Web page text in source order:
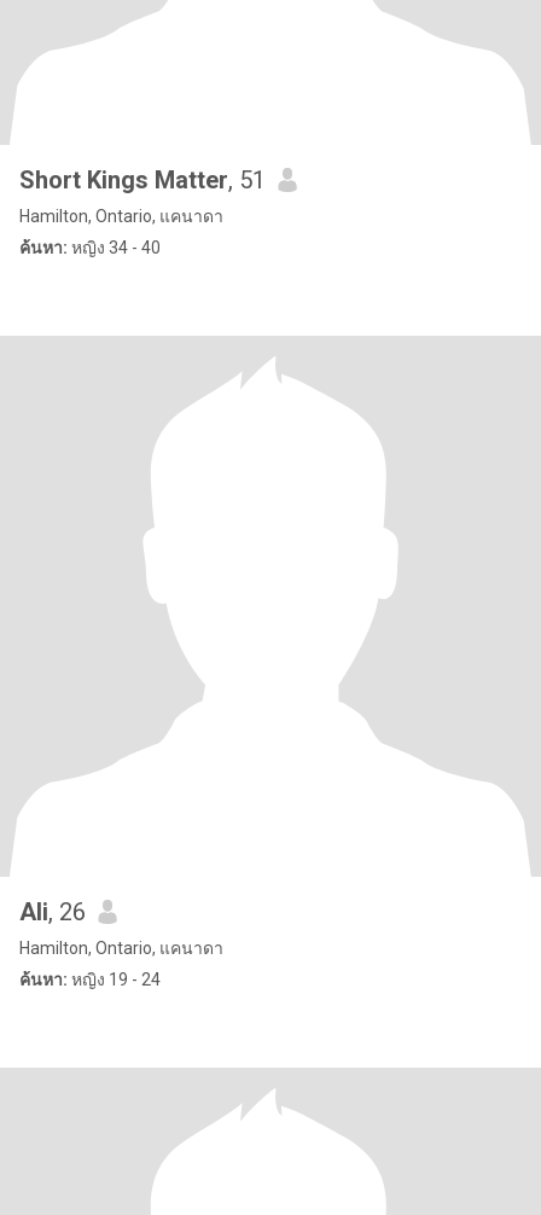
Short Kings Matter, 51
Hamilton, Ontario, แคนาดา
ค้นหา: หญิง 34 - 40
Ali, 26
Hamilton, Ontario, แคนาดา
ค้นหา: หญิง 19 - 24